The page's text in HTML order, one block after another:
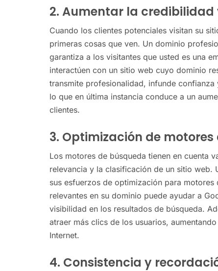
2. Aumentar la credibilidad
Cuando los clientes potenciales visitan su
primeras cosas que ven. Un dominio
garantiza a los visitantes que usted es una
interactúen con un sitio web cuyo dominio
transmite profesionalidad, infunde
lo que en última instancia conduce a un
clientes.
3. Optimización de
Los motores de búsqueda tienen en cuenta
relevancia y la clasificación de un sitio web.
sus esfuerzos de optimización para
relevantes en su dominio puede ayudar a
visibilidad en los resultados de búsqueda.
atraer más clics de los usuarios,
Internet.
4. Consistencia y